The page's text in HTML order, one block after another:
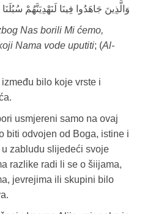
وَالَّذِينَ جَاهَدُوا فِينَا لَنَهْدِيَنَّهُمْ سُبُلَنَا
Nas borili Mi ćemo,
Nama vode uputiti; (Al-
bilo koje vrste i
usmjereni samo na ovaj
biti odvojen od Boga, istine i
zabludu slijedeći svoje
razlike radi li se o šiijama,
jevrejima ili skupini bilo